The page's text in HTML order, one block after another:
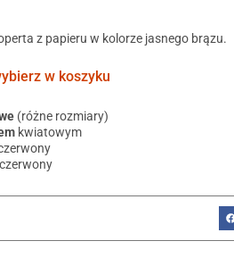
z papieru w kolorze jasnego brązu.
w koszyku
(różne rozmiary)
kwiatowym